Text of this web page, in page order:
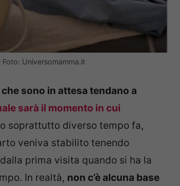
Universomamma.it
sono in attesa tendano a
sarà il momento in cui
soprattutto diverso tempo fa,
veniva stabilito tenendo
prima visita quando si ha la
In realtà, non c’è alcuna base